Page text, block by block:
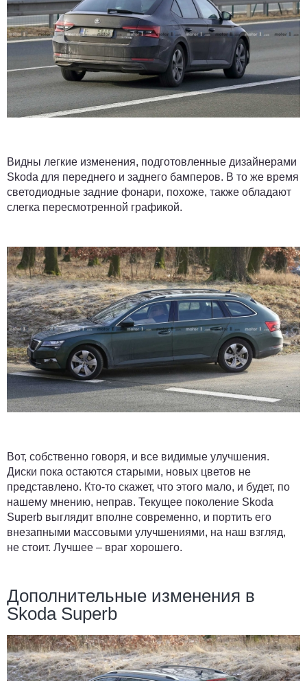
Видны легкие изменения, подготовленные дизайнерами
Skoda для переднего и заднего бамперов. В то же время
светодиодные задние фонари, похоже, также обладают
слегка пересмотренной графикой.
Вот, собственно говоря, и все видимые улучшения.
Диски пока остаются старыми, новых цветов не
представлено. Кто-то скажет, что этого мало, и будет, по
нашему мнению, неправ. Текущее поколение Skoda
Superb выглядит вполне современно, и портить его
внезапными массовыми улучшениями, на наш взгляд,
не стоит. Лучшее – враг хорошего.
Дополнительные изменения в
Skoda Superb